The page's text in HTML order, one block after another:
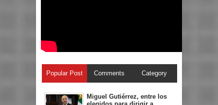
Popular Post Comments Category
Miguel Gutiérrez, entre los